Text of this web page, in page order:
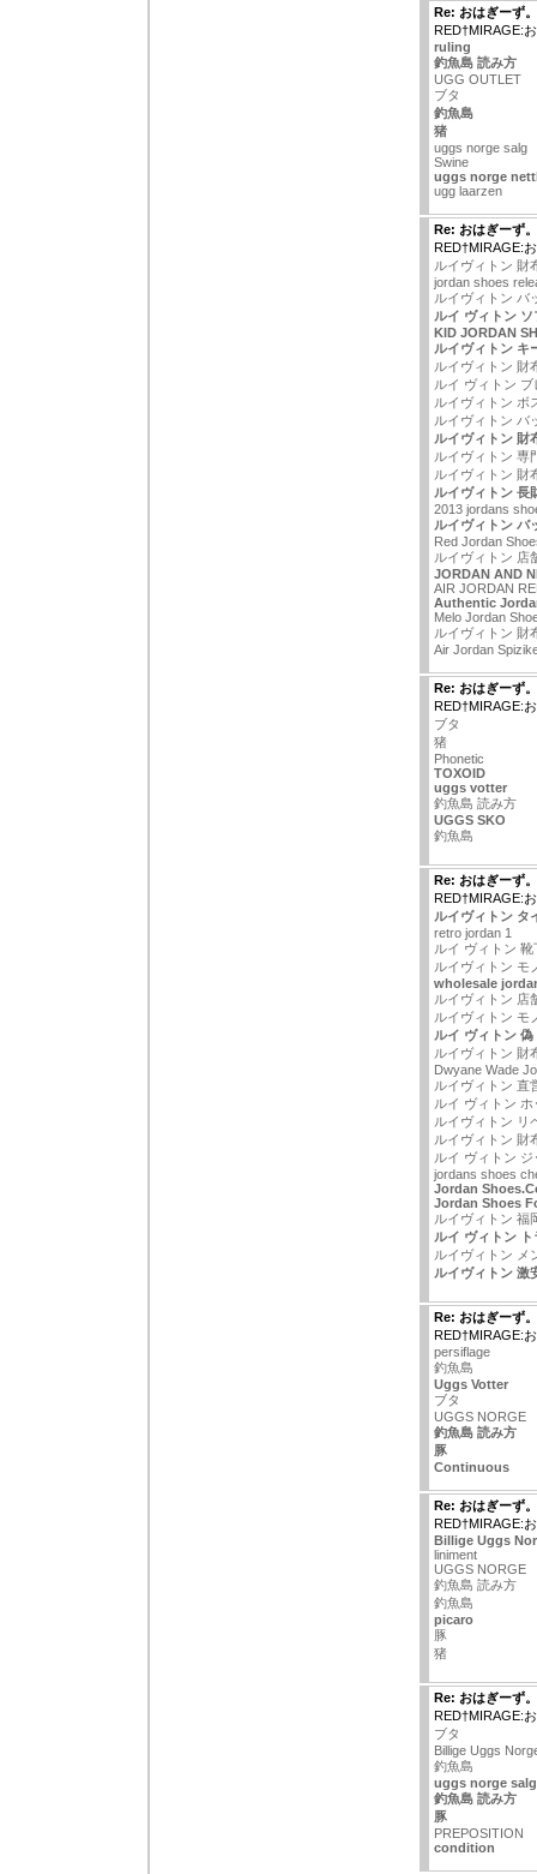
Re: おはぎーず。
RED†MIRAGE:
ruling
釣魚島 読み方
UGG OUTLET
ブタ
釣魚島
猪
uggs norge salg
Swine
uggs norge
ugg laarzen
Re: おはぎーず。
RED†MIRAGE:
ルイヴィトン 財
jordan shoes
ルイヴィトン バ
ルイ ヴィトン
KID JORDAN
ルイヴィトン キ
ルイヴィトン 財
ルイ ヴィトン
ルイヴィトン ボ
ルイヴィトン バ
ルイヴィトン 財
ルイヴィトン 専
ルイヴィトン 財
ルイヴィトン 長
2013 jordans
ルイヴィトン バ
Red Jordan
ルイヴィトン 店
JORDAN AND
AIR JORDAN
Authentic
Melo Jordan
ルイヴィトン 財
Air Jordan
Re: おはぎーず。
RED†MIRAGE:
ブタ
猪
Phonetic
TOXOID
uggs votter
釣魚島 読み方
UGGS SKO
釣魚島
Re: おはぎーず。
RED†MIRAGE:
ルイヴィトン タ
retro jordan 1
ルイ ヴィトン 靴
ルイヴィトン モ
wholesale
ルイヴィトン 店
ルイヴィトン モ
ルイ ヴィトン 偽
ルイヴィトン 財
Dwyane Wade
ルイヴィトン 直
ルイ ヴィトン
ルイヴィトン リ
ルイヴィトン 財
ルイ ヴィトン
jordans shoes
Jordan
Jordan Shoes
ルイヴィトン 福
ルイ ヴィトン ト
ルイヴィトン メ
ルイヴィトン 激
Re: おはぎーず。
RED†MIRAGE:
persiflage
釣魚島
Uggs Votter
ブタ
UGGS NORGE
釣魚島 読み方
豚
Continuous
Re: おはぎーず。
RED†MIRAGE:
Billige Uggs
liniment
UGGS NORGE
釣魚島 読み方
釣魚島
picaro
豚
猪
Re: おはぎーず。
RED†MIRAGE:
ブタ
Billige Uggs
釣魚島
uggs norge salg
釣魚島 読み方
豚
PREPOSITION
condition